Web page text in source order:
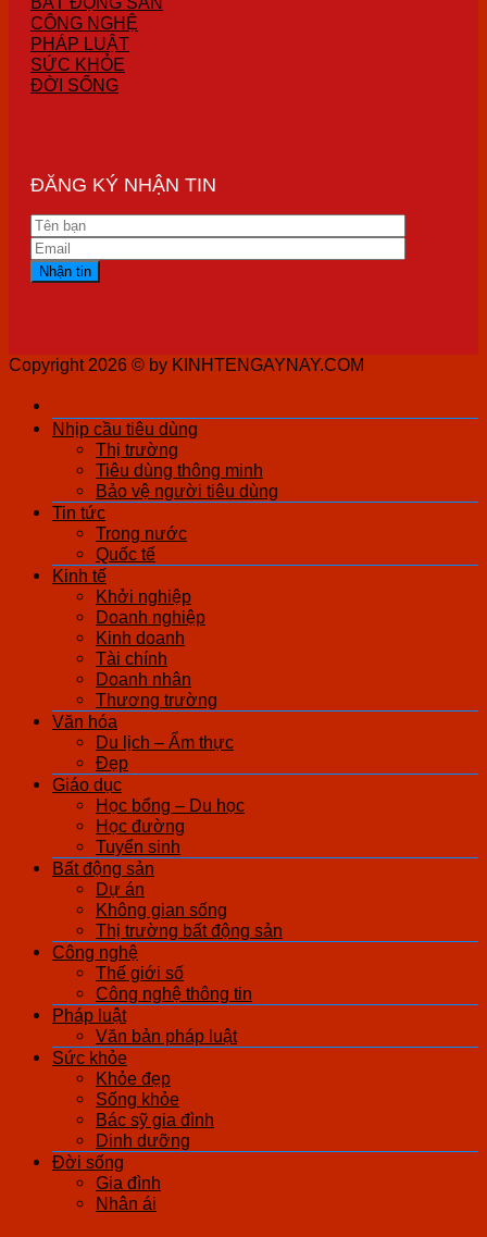
CÔNG NGHỆ
PHÁP LUẬT
SỨC KHỎE
ĐỜI SỐNG
ĐĂNG KÝ NHẬN TIN
Copyright 2026 © by KINHTENGAYNAY.COM
Nhịp cầu tiêu dùng
Thị trường
Tiêu dùng thông minh
Bảo vệ người tiêu dùng
Tin tức
Trong nước
Quốc tế
Kinh tế
Khởi nghiệp
Doanh nghiệp
Kinh doanh
Tài chính
Doanh nhân
Thương trường
Văn hóa
Du lịch – Ẩm thực
Đẹp
Giáo dục
Học bổng – Du học
Học đường
Tuyển sinh
Bất động sản
Dự án
Không gian sống
Thị trường bất động sản
Công nghệ
Thế giới số
Công nghệ thông tin
Pháp luật
Văn bản pháp luật
Sức khỏe
Khỏe đẹp
Sống khỏe
Bác sỹ gia đình
Dinh dưỡng
Đời sống
Gia đình
Nhân ái